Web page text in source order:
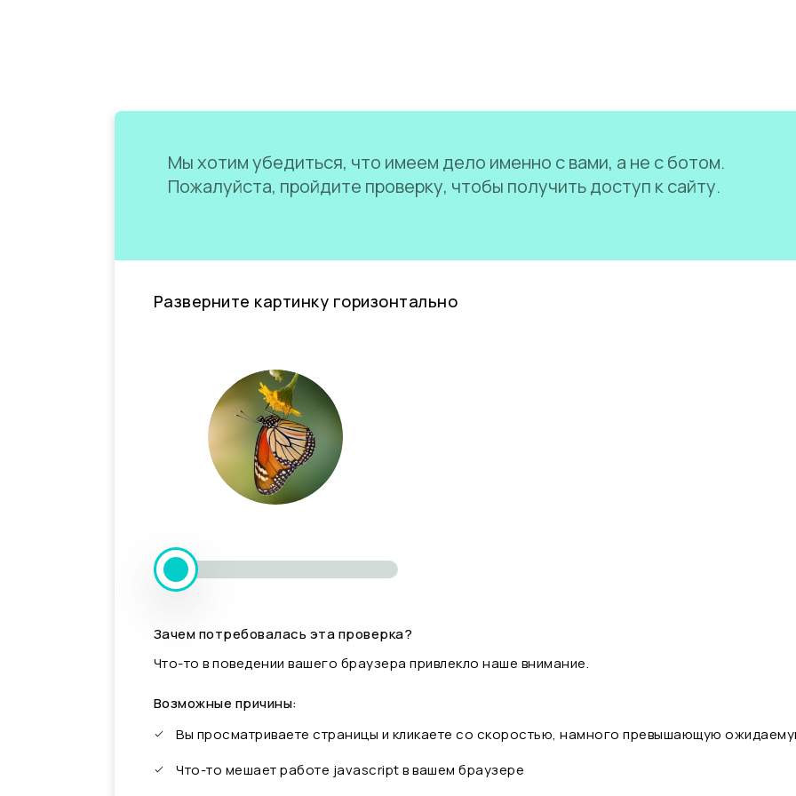
Мы хотим убедиться, что имеем дело именно с вами, а не с ботом.
Пожалуйста, пройдите проверку, чтобы получить доступ к сайту.
Разверните картинку горизонтально
Зачем потребовалась эта проверка?
Что-то в поведении вашего браузера привлекло наше внимание.
Возможные причины:
Вы просматриваете страницы и кликаете со скоростью, намного превышающую
Что-то мешает работе javascript в вашем браузере